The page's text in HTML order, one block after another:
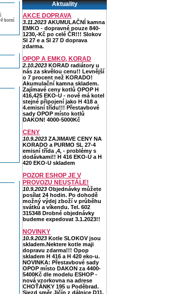
horní
Aktuality
AKCE DOPRAVA
3.11.2023 AKUMULAČNÍ kamna
EMKO - dopravné pouze 840-
1230,-Kč po celé ČR!!! Slokov
Sl 27 e a Sl 27 D doprava
zdarma.
OPOP A EMKO, KORAD
2.10.2023 KORAD radiátory u
nás za skvělou cenu!! Levnější
o 7 procent než KORADO!
Akumulační kamna skladem.
Zajímavé ceny kotlů OPOP H
416,425 EKO-U - nově má kotel
stejné připojení jako H 418 a
4.emisní třídu!!! Přestavbové
sady OPOP místo kotlů
DAKON! 4000-5000Kč
CENY
10.9.2023 ZAJIMAVE CENY NA
KORADO a PURMO SL 27-4
emisní třída ,4, - problémy s
dodávkami!! H 416 EKO-U a H
420 EKO-U skladem
POZOR ESHOP JE V
PROVOZU NEUSTÁLE!
10.9.2023 Objednávky můžete
posílat 24 hodin. Po dohodě
možný výdej zboží v průběhu
svátků a víkendu. Tel. 602
315348 Drobné objednávky
budeme expedovat 3.1.2023!!
NOVINKY
10.9.2023 Kotle SLOKOV jsou
skladem.Nektere kotle maji
dopravu zdarma!!! Opop
skladem H 416 a H 420 eko-u.
NOVINKA: Přestavbové sady
OPOP místo DAKON za 4400-
5400Kč dle modelu ESHOP -
nová vzorkovna na adrese
CHOŤÁNKY 195 u Poděbrad.
Sjezd směr Jičín z dálnice D11.